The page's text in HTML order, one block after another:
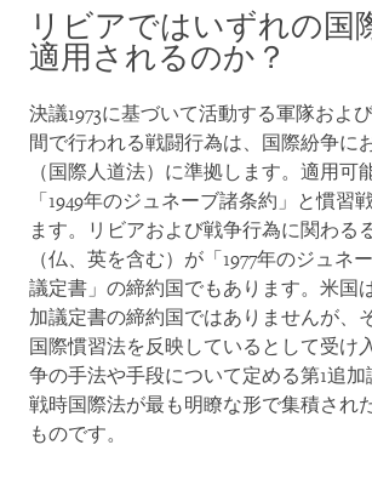
リビアではいずれの国
適用されるのか？
決議1973に基づいて活動する軍隊およ
間で行われる戦闘行為は、国際紛争に
（国際人道法）に準拠します。適用可
「1949年のジュネーブ諸条約」と慣習
ます。リビアおよび戦争行為に関わる
（仏、英を含む）が「1977年のジュネ
議定書」の締約国でもあります。米国
加議定書の締約国ではありませんが、
国際慣習法を反映しているとして受け
争の手法や手段について定める第1追
戦時国際法が最も明瞭な形で集積され
ものです。